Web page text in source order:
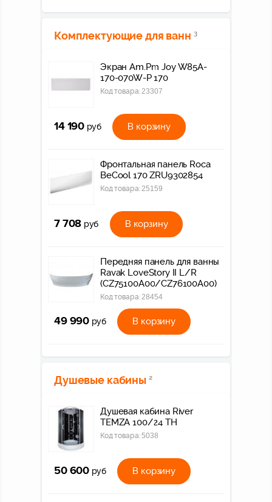
Комплектующие для ванн 3
Экран Am.Pm Joy W85A-
170-070W-P 170
Код товара:23307
14 190 руб В корзину
Фронтальная панель Roca
BeCool 170 ZRU9302854
Код товара:25159
7 708 руб В корзину
Передняя панель для ванны
Ravak LoveStory II L/R
(CZ75100A00/CZ76100A00)
Код товара:28454
49 990 руб В корзину
Душевые кабины 2
Душевая кабина River
TEMZA 100/24 TH
Код товара:5038
50 600 руб В корзину